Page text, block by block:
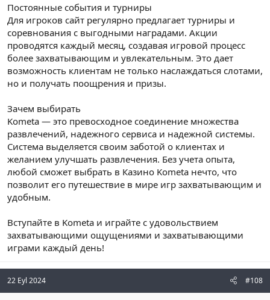
Постоянные события и турниры
Для игроков сайт регулярно предлагает турниры и
соревнования с выгодными наградами. Акции
проводятся каждый месяц, создавая игровой процесс
более захватывающим и увлекательным. Это дает
возможность клиентам не только наслаждаться слотами,
но и получать поощрения и призы.
Зачем выбирать
Kometa — это превосходное соединение множества
развлечений, надежного сервиса и надежной системы.
Система выделяется своим заботой о клиентах и
желанием улучшать развлечения. Без учета опыта,
любой сможет выбрать в Казино Kometa нечто, что
позволит его путешествие в мире игр захватывающим и
удобным.
Вступайте в Kometa и играйте с удовольствием
захватывающими ощущениями и захватывающими
играми каждый день!
22 Eyl 2024 #108